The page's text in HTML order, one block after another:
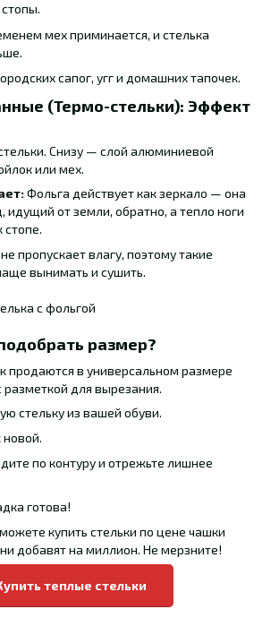
мех приминается, и стелька
сапог, угг и домашних тапочек.
(Термо-стельки): Эффект
Снизу — слой алюминиевой
или мех.
Фольга действует как зеркало — она
идущий от земли, обратно, а тепло ноги
пропускает влагу, поэтому такие
вынимать и сушить.
размер?
продаются в универсальном размере
для вырезания.
стельку из вашей обуви.
по контуру и отрежьте лишнее
готова!
купить стельки по цене чашки
добавят на миллион. Не мерзните!
теплые стельки